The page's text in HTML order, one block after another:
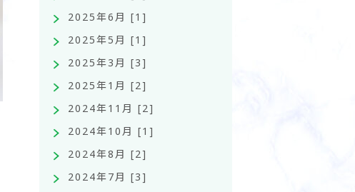
2025年6月 [1]
2025年5月 [1]
2025年3月 [3]
2025年1月 [2]
2024年11月 [2]
2024年10月 [1]
2024年8月 [2]
2024年7月 [3]